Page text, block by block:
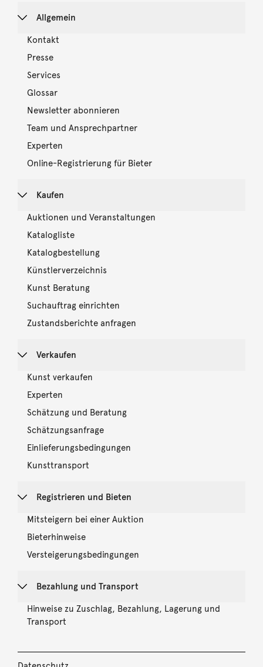
Allgemein
Kontakt
Presse
Services
Glossar
Newsletter abonnieren
Team und Ansprechpartner
Experten
Online-Registrierung für Bieter
Kaufen
Auktionen und Veranstaltungen
Katalogliste
Katalogbestellung
Künstlerverzeichnis
Kunst Beratung
Suchauftrag einrichten
Zustandsberichte anfragen
Verkaufen
Kunst verkaufen
Experten
Schätzung und Beratung
Schätzungsanfrage
Einlieferungsbedingungen
Kunsttransport
Registrieren und Bieten
Mitsteigern bei einer Auktion
Bieterhinweise
Versteigerungsbedingungen
Bezahlung und Transport
Hinweise zu Zuschlag, Bezahlung, Lagerung und
Transport